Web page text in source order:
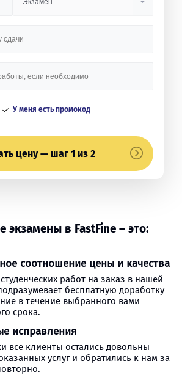
У меня есть промокод
цену — шаг 1 из 2
экзамены в FastFine – это:
соотношение цены и качества
работ на заказ в нашей
бесплатную доработку
в течение выбранного вами
срока.
исправления
все клиенты остались довольны
услуг и обратились к нам за